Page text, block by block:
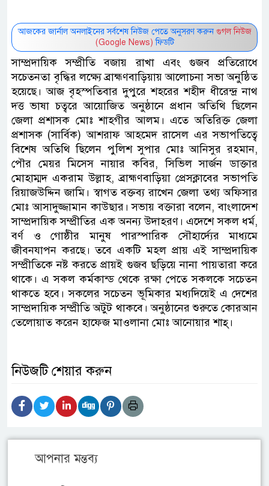
আজকের জার্নাল অনলাইনের সর্বশেষ নিউজ পেতে অনুসরণ করুন গুগল নিউজ
(Google News) ফিডটি
সাম্প্রদায়িক সম্প্রীতি বজায় রাখা এবং গুজব প্রতিরোধে
সচেতনতা বৃদ্ধির লক্ষ্যে ব্রাহ্মণবাড়িয়ায় আলোচনা সভা অনুষ্ঠিত
হয়েছে। আজ বৃহস্পতিবার দুপুরে শহরের শহীদ ধীরেন্দ্র নাথ
দত্ত ভাষা চত্বরে আয়োজিত অনুষ্ঠানে প্রধান অতিথি ছিলেন
জেলা প্রশাসক মোঃ শাহগীর আলম। এতে অতিরিক্ত জেলা
প্রশাসক (সার্বিক) আশরাফ আহমেদ রাসেল এর সভাপতিত্বে
বিশেষ অতিথি ছিলেন পুলিশ সুপার মোঃ আনিসুর রহমান,
পৌর মেয়র মিসেস নায়ার কবির, সিভিল সার্জন ডাক্তার
মোহাম্মদ একরাম উল্লাহ, ব্রাহ্মণবাড়িয়া প্রেসক্লাবের সভাপতি
রিয়াজউদ্দিন জামি। স্বাগত বক্তব্য রাখেন জেলা তথ্য অফিসার
মোঃ আসাদুজ্জামান কাউছার। সভায় বক্তারা বলেন, বাংলাদেশ
সাম্প্রদায়িক সম্প্রীতির এক অনন্য উদাহরণ। এদেশে সকল ধর্ম,
বর্ণ ও গোষ্ঠীর মানুষ পারস্পারিক সৌহার্দ্যের মাধ্যমে
জীবনযাপন করছে। তবে একটি মহল প্রায় এই সাম্প্রদায়িক
সম্প্রীতিকে নষ্ট করতে প্রায়ই গুজব ছড়িয়ে নানা পায়তারা করে
থাকে। এ সকল কর্মকান্ড থেকে রক্ষা পেতে সকলকে সচেতন
থাকতে হবে। সকলের সচেতন ভূমিকার মধ্যদিয়েই এ দেশের
সাম্প্রদায়িক সম্প্রীতি অটুট থাকবে। অনুষ্ঠানের শুরুতে কোরআন
তেলোয়াত করেন হাফেজ মাওলানা মোঃ আনোয়ার শাহ্‌।
নিউজটি শেয়ার করুন
আপনার মন্তব্য